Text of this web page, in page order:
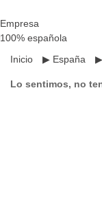
Empresa
100% española
Inicio ▶ España
Lo sentimos, no